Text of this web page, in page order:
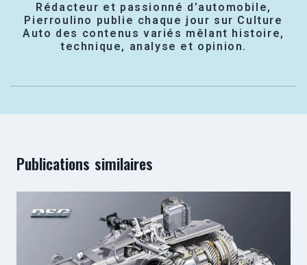
Rédacteur et passionné d’automobile,
Pierroulino publie chaque jour sur Culture
Auto des contenus variés mêlant histoire,
technique, analyse et opinion.
Publications similaires